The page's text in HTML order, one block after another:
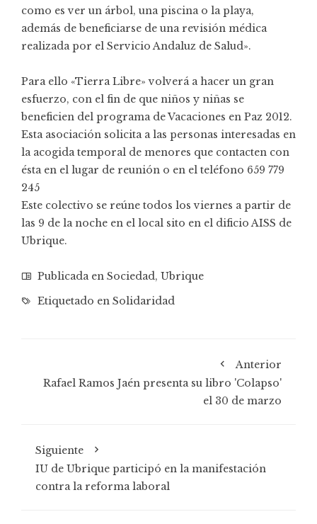
como es ver un árbol, una piscina o la playa,
además de beneficiarse de una revisión médica
realizada por el Servicio Andaluz de Salud».
Para ello «Tierra Libre» volverá a hacer un gran
esfuerzo, con el fin de que niños y niñas se
beneficien del programa de Vacaciones en Paz 2012.
Esta asociación solicita a las personas interesadas en
la acogida temporal de menores que contacten con
ésta en el lugar de reunión o en el teléfono 659 779
245
Este colectivo se reúne todos los viernes a partir de
las 9 de la noche en el local sito en el dificio AISS de
Ubrique.
Publicada en Sociedad, Ubrique
Etiquetado en Solidaridad
Anterior
Rafael Ramos Jaén presenta su libro 'Colapso'
el 30 de marzo
Siguiente
IU de Ubrique participó en la manifestación
contra la reforma laboral